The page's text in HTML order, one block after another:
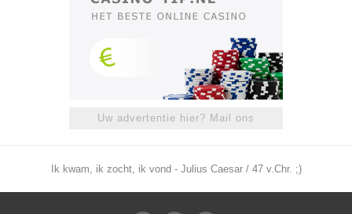
Uw advertentie hier? Mail ons
Ik kwam, ik zocht, ik vond - Julius Caesar / 47 v.Chr. ;)